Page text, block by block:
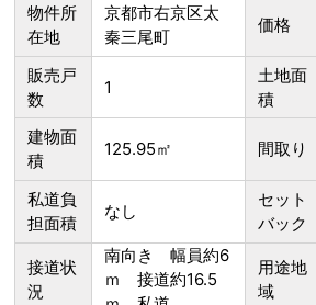
物件所
在地
京都市右京区太
秦三尾町
価格
販売戸
数
1
土地面
積
建物面
積
125.95㎡ 間取り
私道負
担面積
なし
セット
バック
接道状
況
南向き 幅員約6
ｍ 接道約16.5
用途地
域